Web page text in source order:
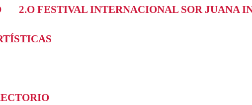
2.O FESTIVAL INTERNACIONAL SOR JUANA
ESPECULACIÓN ARTÍSTICA DE TEATRO LÍNEA DE SOMBRA
de especulación artística de